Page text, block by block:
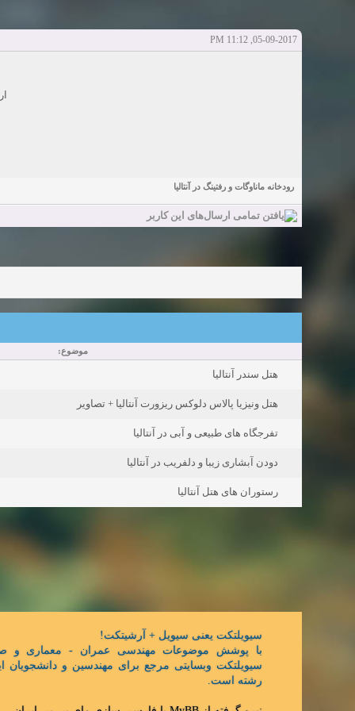
شروع کننده: elmi.alireza70 آخرین ارسال توسط: elmi.alireza70 پاسخ ها:0
Girls in your town for night - Real-life Females
05-09-2017, 11:12 PM
رودخانه ماناوگات و رفتینگ در آنتالیا
موضوع:
هتل سندر آنتالیا
هتل ونیزیا پالاس دلوکس ریزورت آنتالیا + تصاویر
تفرجگاه های طبیعی و آبی در آنتالیا
دودن آبشاری زیبا و دلفریب در آنتالیا
رستوران های هتل آنتالیا
سیویلتکت یعنی سیویل + آرشیتکت!
با پوشش موضوعات مهندسی عمران - معماری و
سیویلتکت وبسایتی مرجع برای مهندسین و دانشجویان
رشته است.